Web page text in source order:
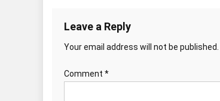
Leave a Reply
Your email address will not be published.
Comment *